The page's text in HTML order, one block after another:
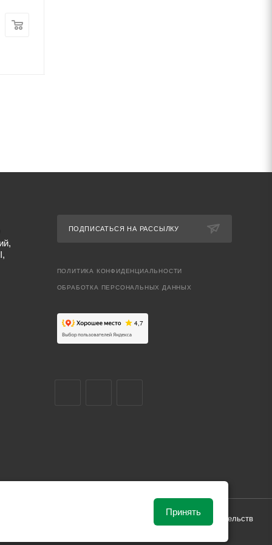
ПОДПИСАТЬСЯ НА РАССЫЛКУ
ПОЛИТИКА КОНФИДЕНЦИАЛЬНОСТИ
ОБРАБОТКА ПЕРСОНАЛЬНЫХ ДАННЫХ
от рыночной ситуации и не влекут за собой обязательств
Принять